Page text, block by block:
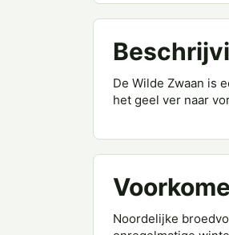
De Wilde Zwaan is
het geel ver naar
Noordelijke